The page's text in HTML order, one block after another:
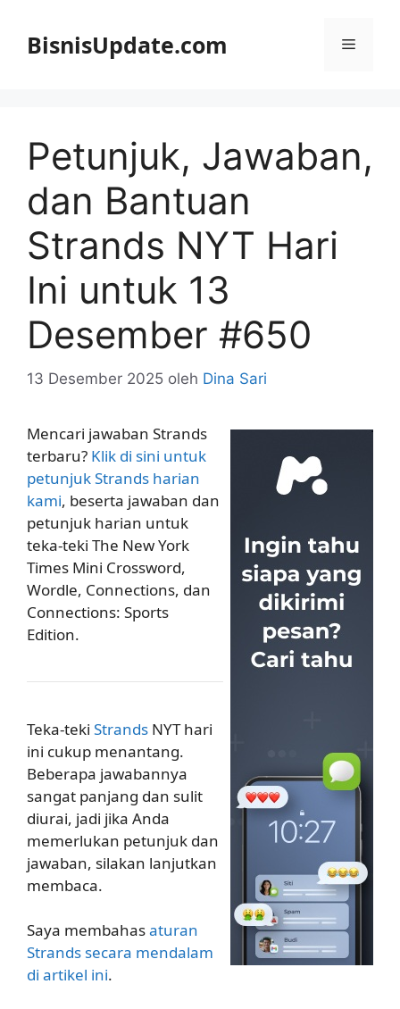
BisnisUpdate.com Menu
Petunjuk, Jawaban,
dan Bantuan
Strands NYT Hari
Ini untuk 13
Desember #650
13 Desember 2025 oleh Dina Sari
Mencari jawaban Strands
terbaru? Klik di sini untuk
petunjuk Strands harian
kami, beserta jawaban dan
petunjuk harian untuk
teka-teki The New York
Times Mini Crossword,
Wordle, Connections, dan
Connections: Sports
Edition.
Teka-teki Strands NYT hari
ini cukup menantang.
Beberapa jawabannya
sangat panjang dan sulit
diurai, jadi jika Anda
memerlukan petunjuk dan
jawaban, silakan lanjutkan
membaca.
Saya membahasaturan
Strands secara mendalam
di artikel ini.